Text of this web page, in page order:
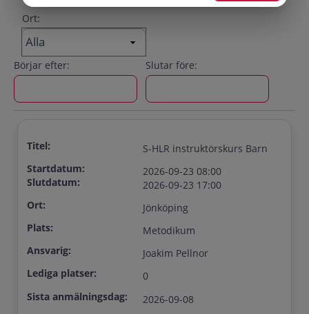
Ort:
Börjar efter: Slutar före:
Titel:
S-HLR instruktörskurs Barn
Startdatum:
Slutdatum:
2026-09-23 08:00
2026-09-23 17:00
Ort:
Jönköping
Plats:
Metodikum
Ansvarig:
Joakim Pellnor
Lediga platser:
0
Sista anmälningsdag:
2026-09-08